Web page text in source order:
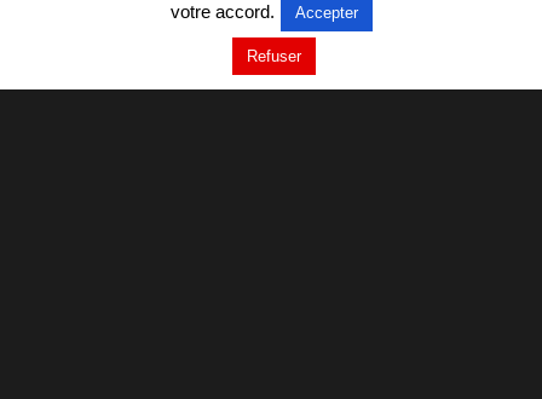
votre accord. Accepter
Refuser